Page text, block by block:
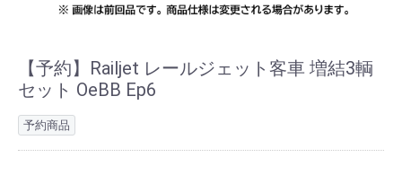
【予約】Railjet レールジェット客車 増結3輌
セット OeBB Ep6
予約商品